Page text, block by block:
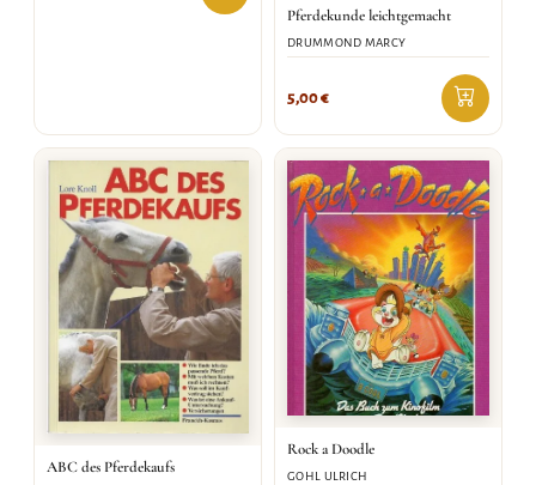
Pferdekunde leichtgemacht
DRUMMOND MARCY
5,00€
ABC des Pferdekaufs
Rock a Doodle
GOHL ULRICH